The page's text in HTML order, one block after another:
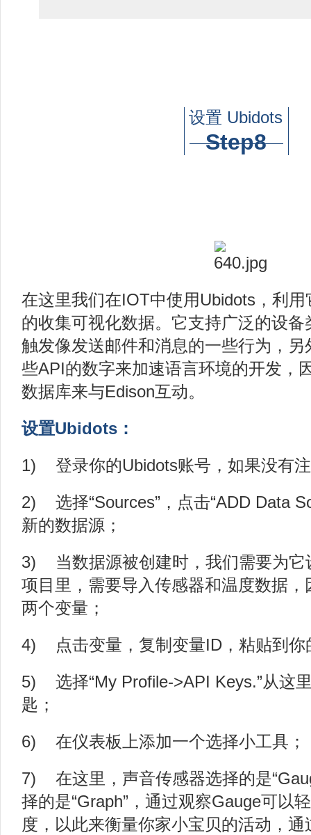
设置 Ubidots
Step8
在这里我们在IOT中使用Ubidots，利
的收集可视化数据。它支持广泛的设
触发像发送邮件和消息的一些行为，另
些API的数字来加速语言环境的开发，
数据库来与Edison互动。
设置Ubidots：
1) 登录你的Ubidots账号，如果没有
2) 选择“Sources”，点击“ADD Data
新的数据源；
3) 当数据源被创建时，我们需要为它
项目里，需要导入传感器和温度数据，
两个变量；
4) 点击变量，复制变量ID，粘贴到你
5) 选择“My Profile->API Keys.”从这
匙；
6) 在仪表板上添加一个选择小工具；
7) 在这里，声音传感器选择的是
择的是“Graph”，通过观察Gauge可以
度，以此来衡量你家小宝贝的活动，